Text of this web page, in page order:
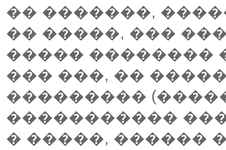
�� �������,
�� �����, ���
����� ��������
��� ���, ��
���������
�����������
� �����, ������